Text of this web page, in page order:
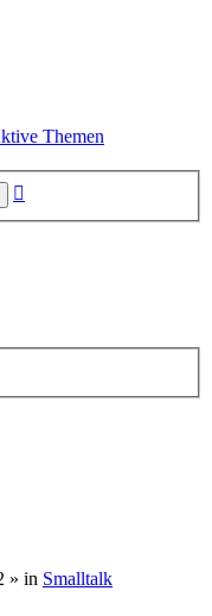
Themen
» in Smalltalk